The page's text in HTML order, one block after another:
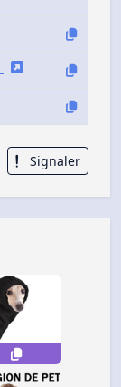
Signaler